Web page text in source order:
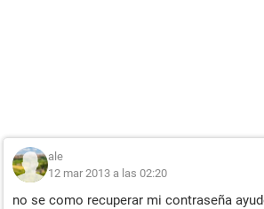
ale
12 mar 2013 a las 02:20
no se como recuperar mi contraseña